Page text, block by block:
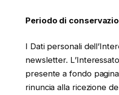
Periodo di
I Dati personali
newsletter.
presente a fondo
rinuncia alla ricezione